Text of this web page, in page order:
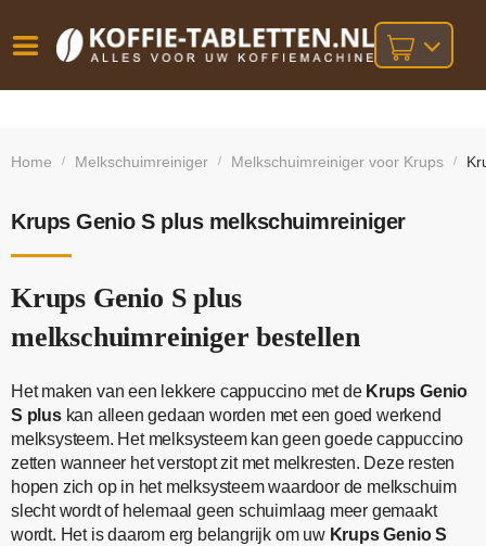
besteld,
bij orders
Home / Melkschuimreiniger / Melkschuimreiniger voor Krups /
Krups Genio S plus melkschuimreiniger
Krups Genio S plus
melkschuimreiniger bestellen
Het maken van een lekkere cappuccino met de Krups Genio
S pluskan alleen gedaan worden met een goed werkend
melksysteem. Het melksysteem kan geen goede cappuccino
zetten wanneer het verstopt zit met melkresten. Deze resten
hopen zich op in het melksysteem waardoor de melkschuim
slecht wordt of helemaal geen schuimlaag meer gemaakt
wordt. Het is daarom erg belangrijk om uw Krups Genio S